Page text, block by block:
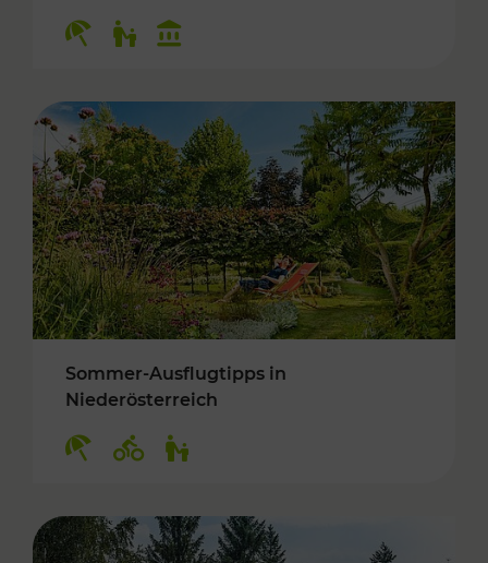
Sommer-Ausflugtipps in
Niederösterreich